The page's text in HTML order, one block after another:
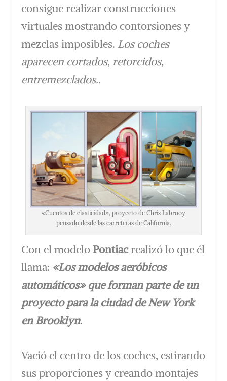
consigue realizar construcciones
virtuales mostrando contorsiones y
mezclas imposibles. Los coches
aparecen cortados, retorcidos,
entremezclados..
«Cuentos de elasticidad», proyecto de Chris Labrooy
pensado desde las carreteras de California.
Con el modeloPontiacrealizó lo que él
llama: «Los modelos aeróbicos
automáticos» que forman parte de un
proyecto para la ciudad de New York
en Brooklyn.
Vació el centro de los coches, estirando
sus proporciones y creando montajes